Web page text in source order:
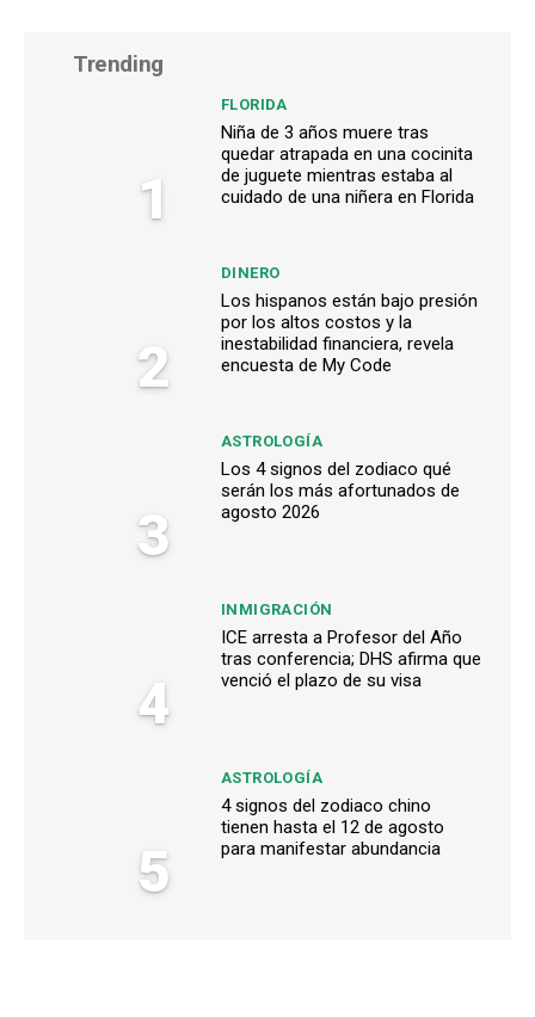
Trending
1
FLORIDA
Niña de 3 años muere tras
quedar atrapada en una cocinita
de juguete mientras estaba al
cuidado de una niñera en Florida
2
DINERO
Los hispanos están bajo presión
por los altos costos y la
inestabilidad financiera, revela
encuesta de My Code
3
ASTROLOGÍA
Los 4 signos del zodiaco qué
serán los más afortunados de
agosto 2026
4
INMIGRACIÓN
ICE arresta a Profesor del Año
tras conferencia; DHS afirma que
venció el plazo de su visa
5
ASTROLOGÍA
4 signos del zodiaco chino
tienen hasta el 12 de agosto
para manifestar abundancia